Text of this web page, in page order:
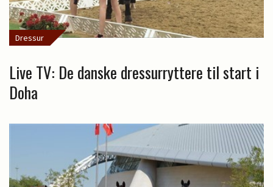
Dressur
Live TV: De danske dressurryttere til start i
Doha